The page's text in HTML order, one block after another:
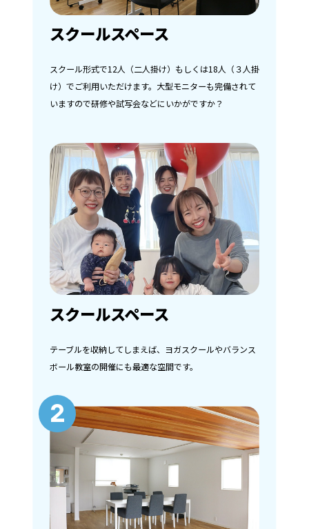
スクールスペース
スクール形式で12人（二人掛け）もしくは18人（３人掛
け）でご利用いただけます。大型モニターも完備されて
いますので研修や試写会などにいかがですか？
スクールスペース
テーブルを収納してしまえば、ヨガスクールやバランス
ボール教室の開催にも最適な空間です。
2